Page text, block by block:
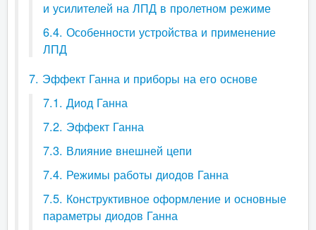
и усилителей на ЛПД в пролетном режиме
6.4. Особенности устройства и применение
ЛПД
7. Эффект Ганна и приборы на его основе
7.1. Диод Ганна
7.2. Эффект Ганна
7.3. Влияние внешней цепи
7.4. Режимы работы диодов Ганна
7.5. Конструктивное оформление и основные
параметры диодов Ганна